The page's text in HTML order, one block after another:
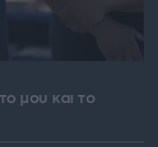
μου και το